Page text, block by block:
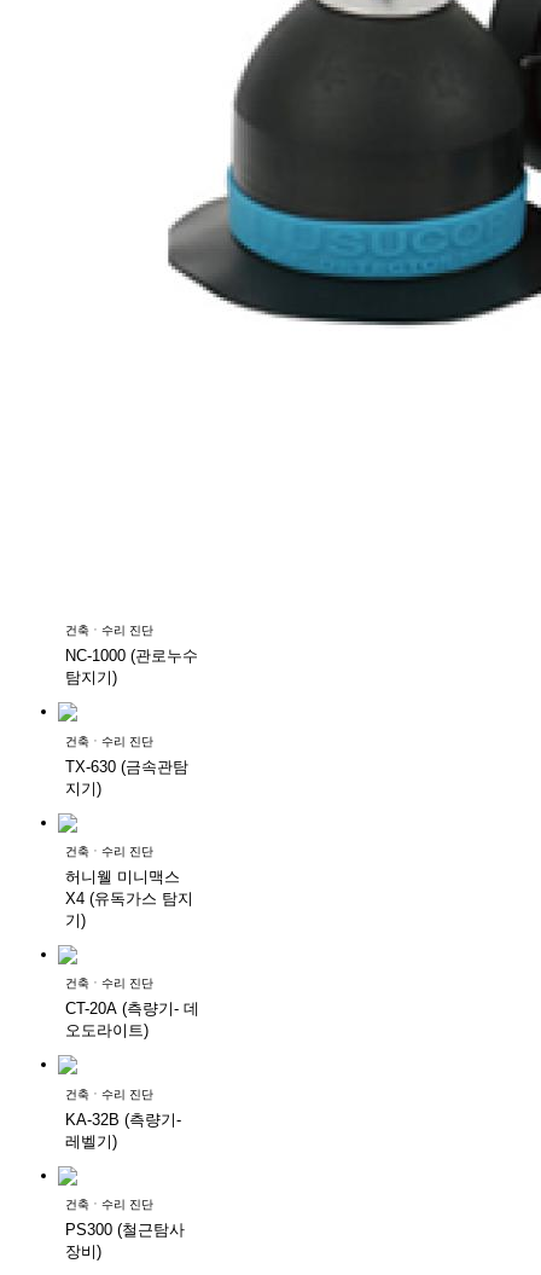
건축ㆍ수리 진단
NC-1000 (관로누수
탐지기)
건축ㆍ수리 진단
TX-630 (금속관탐
지기)
건축ㆍ수리 진단
허니웰 미니맥스
X4 (유독가스 탐지
기)
건축ㆍ수리 진단
CT-20A (측량기- 데
오도라이트)
건축ㆍ수리 진단
KA-32B (측량기-
레벨기)
건축ㆍ수리 진단
PS300 (철근탐사
장비)